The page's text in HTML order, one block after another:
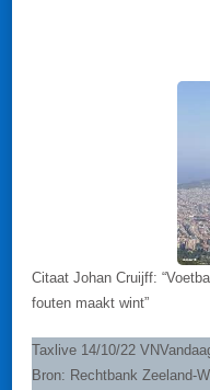
Citaat Johan Cruijff:
fouten maakt wint”
Taxlive 14/10/22
Bron: Rechtbank Zeeland-